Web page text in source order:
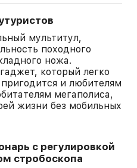
мультитул,
походного
ножа.
который легко
и любителям
мегаполиса,
жизни без мобильных
с регулировкой
стробоскопа